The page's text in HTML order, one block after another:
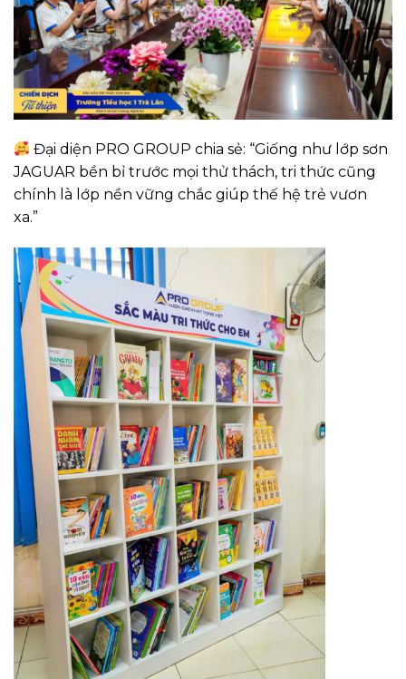
Đại diện PRO GROUP chia sẻ: “Giống như lớp sơn
JAGUAR bền bỉ trước mọi thử thách, tri thức cũng
chính là lớp nền vững chắc giúp thế hệ trẻ vươn
xa.”